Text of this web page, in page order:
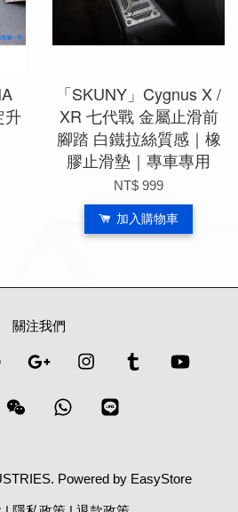
升
「SKUNY」Cygnus X /
XR 七代戰 金屬止滑前
腳踏 白鐵拉絲質感｜橡
膠止滑墊｜專車專用
NT$ 999
加入購物車
關注我們
Pinterest Google Instagram Tumblr
Wechat Whatsapp
Powered by EasyStore